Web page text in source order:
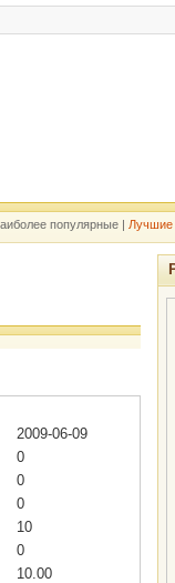
популярные | Лучшие
2009-06-09
0
0
0
10
0
10.00